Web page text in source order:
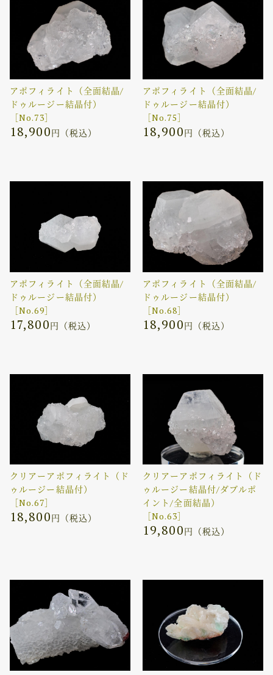
アポフィライト（全面結晶/
ドゥルージー結晶付）
［No.73］
18,900円（税込）
アポフィライト（全面結晶/
ドゥルージー結晶付）
［No.75］
18,900円（税込）
アポフィライト（全面結晶/
ドゥルージー結晶付）
［No.69］
17,800円（税込）
アポフィライト（全面結晶/
ドゥルージー結晶付）
［No.68］
18,900円（税込）
クリアーアポフィライト（ド
ゥルージー結晶付）
［No.67］
18,800円（税込）
クリアーアポフィライト（ド
ゥルージー結晶付/ダブルポ
イント/全面結晶）
［No.63］
19,800円（税込）